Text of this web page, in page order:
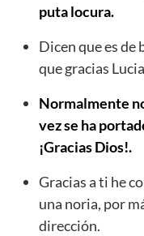
puta locura.
Dicen que es de
que gracias
Normalmente
vez se ha
¡Gracias Dios!.
Gracias a ti he
una noria, por
dirección.